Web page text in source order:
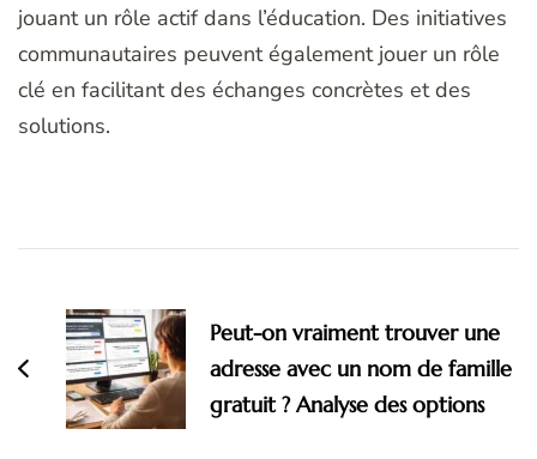
jouant un rôle actif dans l’éducation. Des initiatives
communautaires peuvent également jouer un rôle
clé en facilitant des échanges concrètes et des
solutions.
d'article
Peut-on vraiment trouver une
adresse avec un nom de famille
gratuit ? Analyse des options